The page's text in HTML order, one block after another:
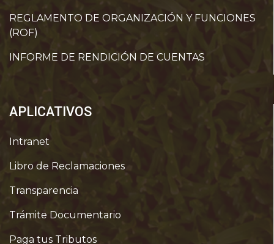
REGLAMENTO DE ORGANIZACIÓN Y FUNCIONES
(ROF)
INFORME DE RENDICIÓN DE CUENTAS
APLICATIVOS
Intranet
Libro de Reclamaciones
Transparencia
Trámite Documentario
Paga tus Tributos